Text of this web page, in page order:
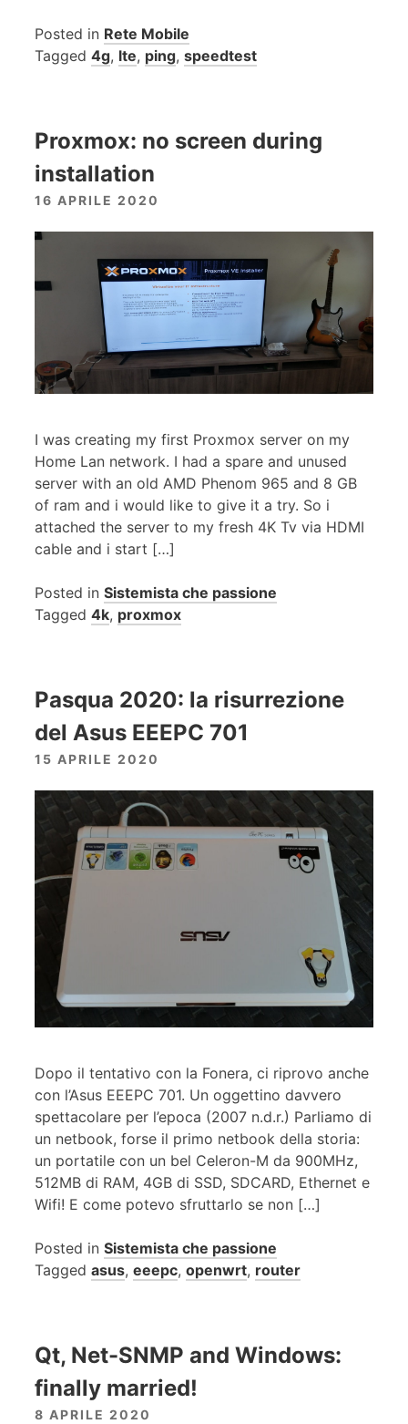
Posted in Rete Mobile
Tagged 4g, lte, ping, speedtest
Proxmox: no screen during
installation
16 APRILE 2020
I was creating my first Proxmox server on my
Home Lan network. I had a spare and unused
server with an old AMD Phenom 965 and 8 GB
of ram and i would like to give it a try. So i
attached the server to my fresh 4K Tv via HDMI
cable and i start […]
Posted in Sistemista che passione
Tagged 4k, proxmox
Pasqua 2020: la risurrezione
del Asus EEEPC 701
15 APRILE 2020
Dopo il tentativo con la Fonera, ci riprovo anche
con l’Asus EEEPC 701. Un oggettino davvero
spettacolare per l’epoca (2007 n.d.r.) Parliamo di
un netbook, forse il primo netbook della storia:
un portatile con un bel Celeron-M da 900MHz,
512MB di RAM, 4GB di SSD, SDCARD, Ethernet e
Wifi! E come potevo sfruttarlo se non […]
Posted in Sistemista che passione
Tagged asus, eeepc, openwrt, router
Qt, Net-SNMP and Windows:
finally married!
8 APRILE 2020